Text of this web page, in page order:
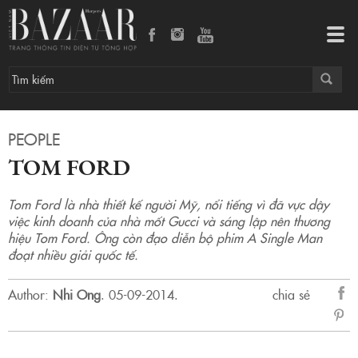
PEOPLE
TOM FORD
Tom Ford là nhà thiết kế người Mỹ, nổi tiếng vì đã vực dậy
việc kinh doanh của nhà mốt Gucci và sáng lập nên thương
hiệu Tom Ford. Ông còn đạo diễn bộ phim A Single Man
đoạt nhiều giải quốc tế.
Author: Nhi Ong. 05-09-2014.
chia sẻ
sẻ